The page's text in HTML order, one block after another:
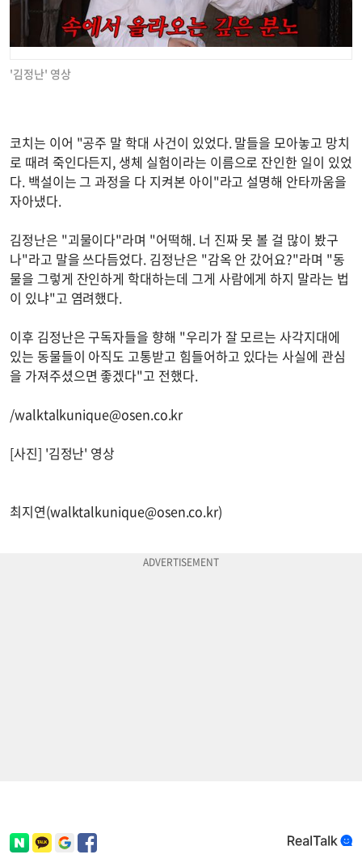
'김정난' 영상
코치는 이어 "공주 말 학대 사건이 있었다. 말들을 모아놓고 망치
로 때려 죽인다든지, 생체 실험이라는 이름으로 잔인한 일이 있었
다. 백설이는 그 과정을 다 지켜본 아이"라고 설명해 안타까움을
자아냈다.
김정난은 "괴물이다"라며 "어떡해. 너 진짜 못 볼 걸 많이 봤구
나"라고 말을 쓰다듬었다. 김정난은 "감옥 안 갔어요?"라며 "동
물을 그렇게 잔인하게 학대하는데 그게 사람에게 하지 말라는 법
이 있냐"고 염려했다.
이후 김정난은 구독자들을 향해 "우리가 잘 모르는 사각지대에
있는 동물들이 아직도 고통받고 힘들어하고 있다는 사실에 관심
을 가져주셨으면 좋겠다"고 전했다.
/walktalkunique@osen.co.kr
[사진] '김정난' 영상
최지연(walktalkunique@osen.co.kr)